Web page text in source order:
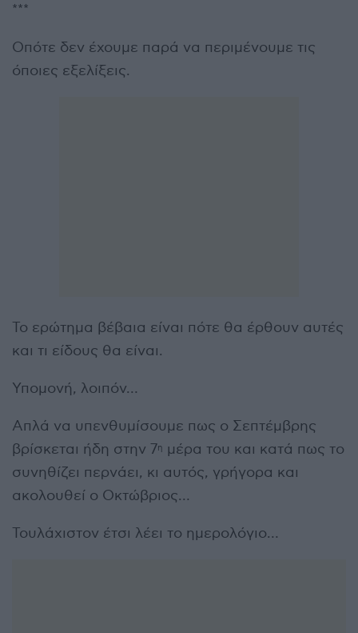
***
Οπότε δεν έχουμε παρά να περιμένουμε τις
όποιες εξελίξεις.
Το ερώτημα βέβαια είναι πότε θα έρθουν αυτές
και τι είδους θα είναι.
Υπομονή, λοιπόν…
Απλά να υπενθυμίσουμε πως ο Σεπτέμβρης
βρίσκεται ήδη στην 7η μέρα του και κατά πως το
συνηθίζει περνάει, κι αυτός, γρήγορα και
ακολουθεί ο Οκτώβριος…
Τουλάχιστον έτσι λέει το ημερολόγιο…